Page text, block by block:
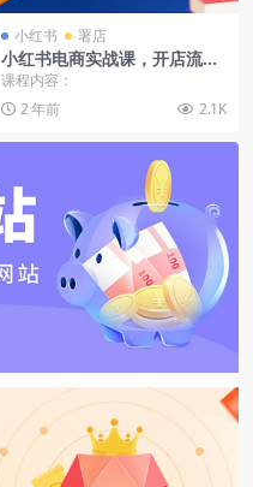
小红书 署店
小红书电商实战课，开店流程
到售后处理，全方位指导，助
你打造爆款店铺
课程内容：
2 年前
2.1K